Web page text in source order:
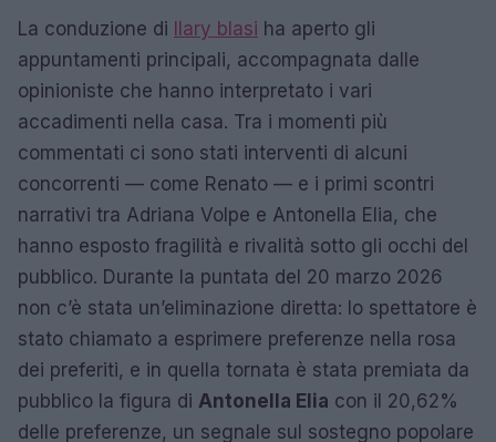
La conduzione di Ilary blasi ha aperto gli
appuntamenti principali, accompagnata dalle
opinioniste che hanno interpretato i vari
accadimenti nella casa. Tra i momenti più
commentati ci sono stati interventi di alcuni
concorrenti — come Renato — e i primi scontri
narrativi tra Adriana Volpe e Antonella Elia, che
hanno esposto fragilità e rivalità sotto gli occhi del
pubblico. Durante la puntata del 20 marzo 2026
non c’è stata un’eliminazione diretta: lo spettatore è
stato chiamato a esprimere preferenze nella rosa
dei preferiti, e in quella tornata è stata premiata da
pubblico la figura di Antonella Elia con il 20,62%
delle preferenze, un segnale sul sostegno popolare